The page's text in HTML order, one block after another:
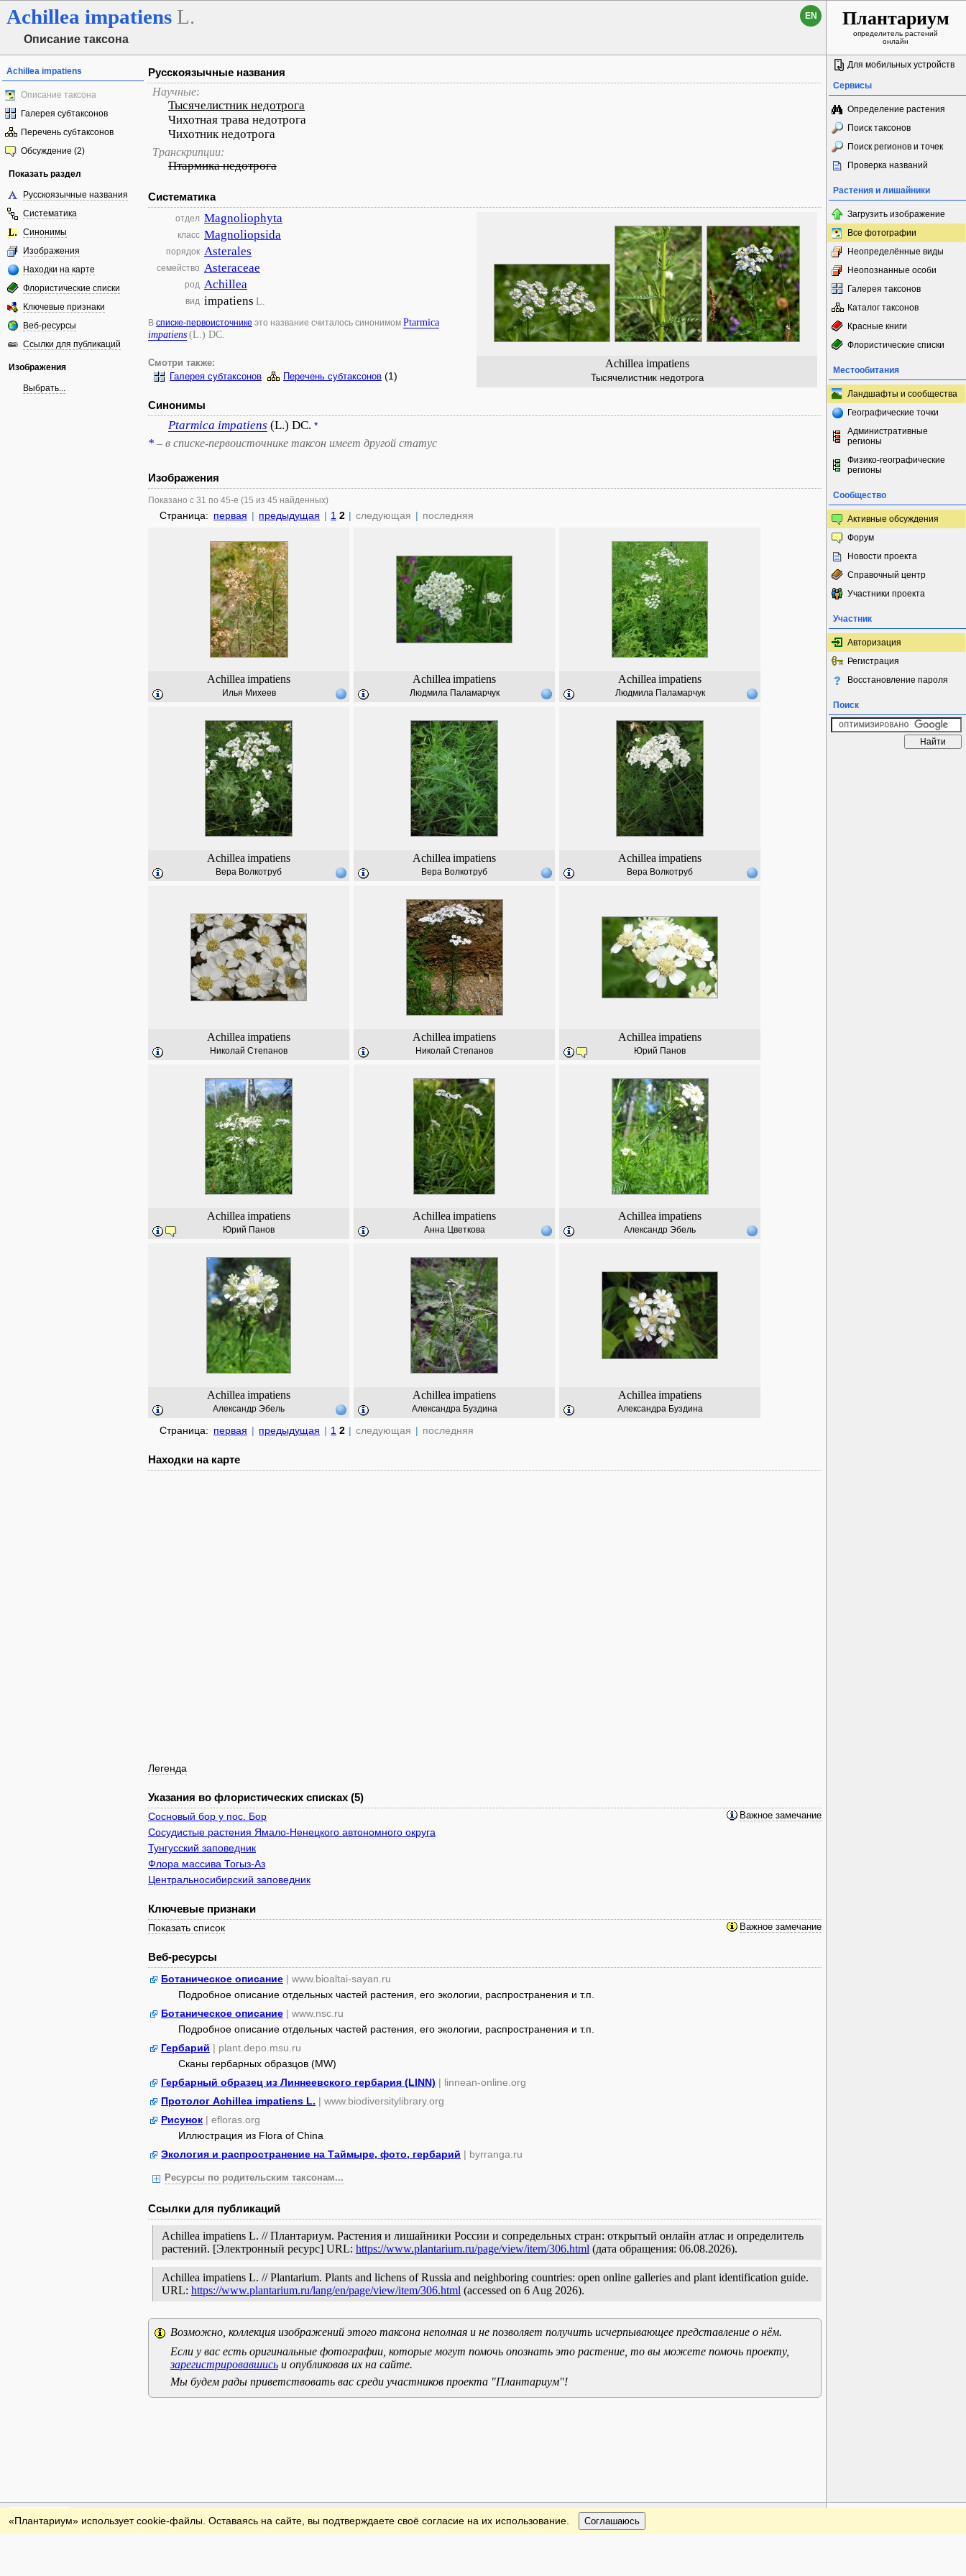
Achillea impatiens L.
Описание таксона
EN Плантариум
определитель растений
онлайн
Achillea impatiens
Описание таксона
Галерея субтаксонов
Перечень субтаксонов
Обсуждение (2)
Показать раздел
Русскоязычные названия
Систематика
Синонимы
Изображения
Находки на карте
Флористические списки
Ключевые признаки
Веб-ресурсы
Ссылки для публикаций
Изображения
Выбрать...
Русскоязычные названия
Научные:
Тысячелистник недотрога
Чихотная трава недотрога
Чихотник недотрога
Транскрипции:
Птармика недотрога
Систематика
Achillea impatiens
Тысячелистник недотрога
отдел Magnoliophyta
класс Magnoliopsida
порядок Asterales
семейство Asteraceae
род Achillea
вид impatiens L.
В списке-первоисточнике это название считалось синонимом Ptarmica
impatiens(L.) DC.
Смотри также:
Галерея субтаксонов
Перечень субтаксонов (1)
Синонимы
Ptarmica impatiens (L.) DC. *
* – в списке-первоисточнике таксон имеет другой статус
Изображения
Показано с 31 по 45-е (15 из 45 найденных)
Страница: первая | предыдущая | 1 2 | следующая | последняя
Achillea impatiens
Илья Михеев
Achillea impatiens
Людмила Паламарчук
Achillea impatiens
Людмила Паламарчук
Achillea impatiens
Вера Волкотруб
Achillea impatiens
Вера Волкотруб
Achillea impatiens
Вера Волкотруб
Achillea impatiens
Николай Степанов
Achillea impatiens
Николай Степанов
Achillea impatiens
Юрий Панов
Achillea impatiens
Юрий Панов
Achillea impatiens
Анна Цветкова
Achillea impatiens
Александр Эбель
Achillea impatiens
Александр Эбель
Achillea impatiens
Александра Буздина
Achillea impatiens
Александра Буздина
Страница: первая | предыдущая | 1 2 | следующая | последняя
Находки на карте
Легенда
Указания во флористических списках (5)
Важное замечание
Сосновый бор у пос. Бор
Сосудистые растения Ямало-Ненецкого автономного округа
Тунгусский заповедник
Флора массива Тогыз-Аз
Центральносибирский заповедник
Ключевые признаки
Показать список Важное замечание
Веб-ресурсы
Ботаническое описание | www.bioaltai-sayan.ru
Подробное описание отдельных частей растения, его экологии, распространения и т.п.
Ботаническое описание | www.nsc.ru
Подробное описание отдельных частей растения, его экологии, распространения и т.п.
Гербарий | plant.depo.msu.ru
Сканы гербарных образцов (MW)
Гербарный образец из Линнеевского гербария (LINN) | linnean-online.org
Протолог Achillea impatiens L. | www.biodiversitylibrary.org
Рисунок | efloras.org
Иллюстрация из Flora of China
Экология и распространение на Таймыре, фото, гербарий | byrranga.ru
Ресурсы по родительским таксонам...
Ссылки для публикаций
Achillea impatiens L. // Плантариум. Растения и лишайники России и сопредельных стран: открытый онлайн атлас и определитель
растений. [Электронный ресурс] URL: https://www.plantarium.ru/page/view/item/306.html (дата обращения: 06.08.2026).
Achillea impatiens L. // Plantarium. Plants and lichens of Russia and neighboring countries: open online galleries and plant identification guide.
URL: https://www.plantarium.ru/lang/en/page/view/item/306.html (accessed on 6 Aug 2026).
Возможно, коллекция изображений этого таксона неполная и не позволяет получить исчерпывающее представление о нём.
Если у вас есть оригинальные фотографии, которые могут помочь опознать это растение, то вы можете помочь проекту,
зарегистрировавшись и опубликовав их на сайте.
Мы будем рады приветствовать вас среди участников проекта "Плантариум"!
Для мобильных устройств
Сервисы
Определение растения
Поиск таксонов
Поиск регионов и точек
Проверка названий
Растения и лишайники
Загрузить изображение
Все фотографии
Неопределённые виды
Неопознанные особи
Галерея таксонов
Каталог таксонов
Красные книги
Флористические списки
Местообитания
Ландшафты и сообщества
Географические точки
Административные
регионы
Физико-географические
регионы
Сообщество
Активные обсуждения
Форум
Новости проекта
Справочный центр
Участники проекта
Участник
Авторизация
Регистрация
Восстановление пароля
Поиск
Обратная связь
«Плантариум» использует cookie-файлы. Оставаясь на сайте, вы подтверждаете своё согласие на их использование. Соглашаюсь